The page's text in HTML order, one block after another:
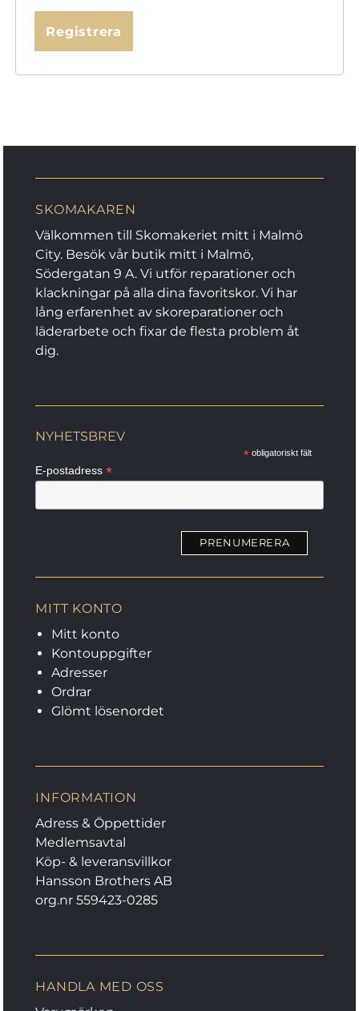
Registrera
SKOMAKAREN
Välkommen till Skomakeriet mitt i Malmö
City. Besök vår butik mitt i Malmö,
Södergatan 9 A. Vi utför reparationer och
klackningar på alla dina favoritskor. Vi har
lång erfarenhet av skoreparationer och
läderarbete och fixar de flesta problem åt
dig.
NYHETSBREV
* obligatoriskt fält
E-postadress*
MITT KONTO
Mitt konto
Kontouppgifter
Adresser
Ordrar
Glömt lösenordet
INFORMATION
Adress & Öppettider
Medlemsavtal
Köp- & leveransvillkor
Hansson Brothers AB
org.nr 559423-0285
HANDLA MED OSS